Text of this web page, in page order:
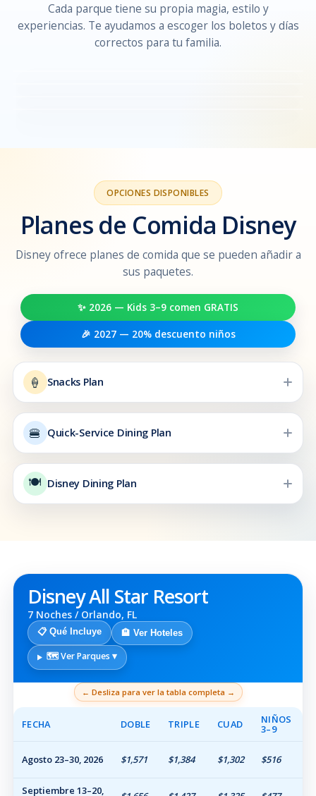
Cada parque tiene su propia magia, estilo y
experiencias. Te ayudamos a escoger los boletos y días
correctos para tu familia.
Magic Kingdom
El parque más clásico y familiar, ideal para primeras
EPCOT
Perfecto para gastronomía, cultura, festivales y
Hollywood Studios
OPCIONES DISPONIBLES
Planes de Comida Disney
Disney ofrece planes de comida que se pueden añadir a
sus paquetes.
✨ 2026 — Kids 3–9 comen GRATIS
🎉 2027 — 20% descuento niños
🍦 Snacks Plan
🍔 Quick-Service Dining Plan
🍽️ Disney Dining Plan
Disney All Star Resort
7 Noches / Orlando, FL
📋 Qué Incluye 🏨 Ver Hoteles
🗺️ Ver Parques ▾
← Desliza para ver la tabla completa →
FECHA DOBLE TRIPLE CUAD NIÑOS
3–9
Agosto 23–30, 2026 $1,571 $1,384 $1,302 $516
Septiembre 13–20,